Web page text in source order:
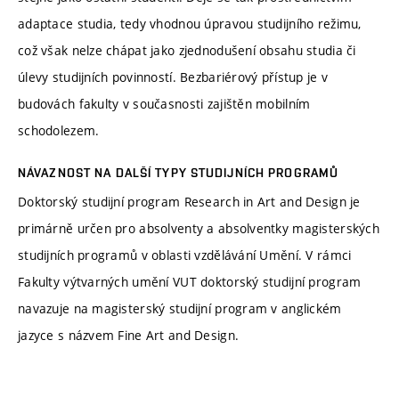
adaptace studia, tedy vhodnou úpravou studijního režimu,
což však nelze chápat jako zjednodušení obsahu studia či
úlevy studijních povinností. Bezbariérový přístup je v
budovách fakulty v současnosti zajištěn mobilním
schodolezem.
NÁVAZNOST NA DALŠÍ TYPY STUDIJNÍCH PROGRAMŮ
Doktorský studijní program Research in Art and Design je
primárně určen pro absolventy a absolventky magisterských
studijních programů v oblasti vzdělávání Umění. V rámci
Fakulty výtvarných umění VUT doktorský studijní program
navazuje na magisterský studijní program v anglickém
jazyce s názvem Fine Art and Design.